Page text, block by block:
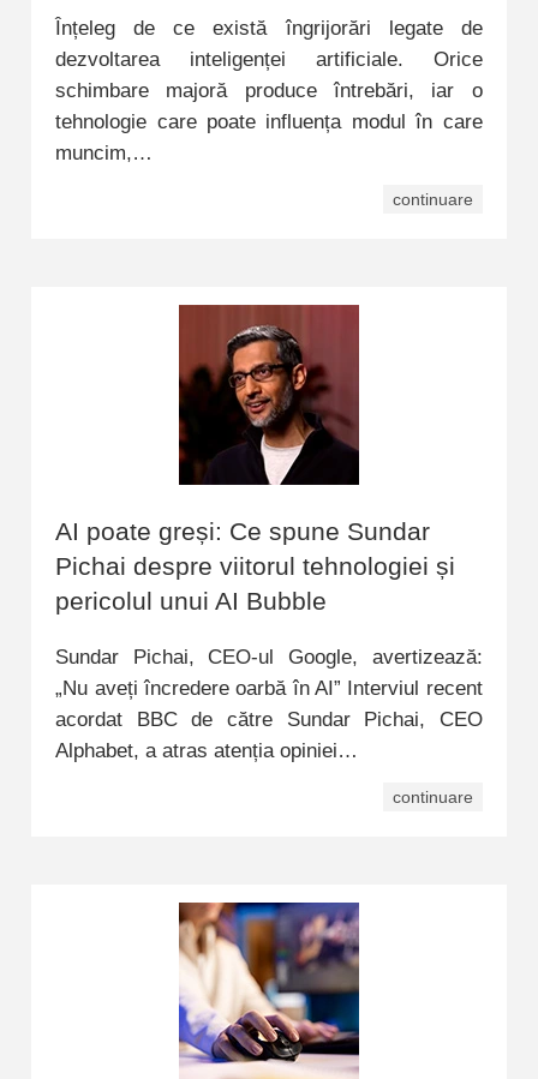
Înțeleg de ce există îngrijorări legate de
dezvoltarea inteligenței artificiale. Orice
schimbare majoră produce întrebări, iar o
tehnologie care poate influența modul în care
muncim,…
continuare
AI poate greși: Ce spune Sundar
Pichai despre viitorul tehnologiei și
pericolul unui AI Bubble
Sundar Pichai, CEO-ul Google, avertizează:
„Nu aveți încredere oarbă în AI” Interviul recent
acordat BBC de către Sundar Pichai, CEO
Alphabet, a atras atenția opiniei…
continuare